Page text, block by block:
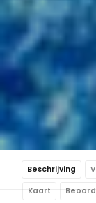
Beschrijving
Kaart